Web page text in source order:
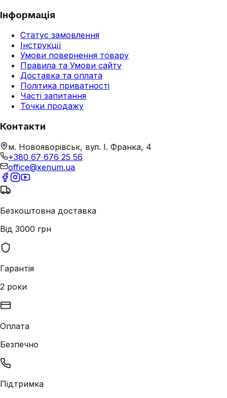
Інформація
Статус замовлення
Інструкції
Умови повернення товару
Правила та Умови сайту
Доставка та оплата
Політика приватності
Часті запитання
Точки продажу
Контакти
м. Новояворівськ, вул. І. Франка, 4
+380 67 676 25 56
office@xenum.ua
Безкоштовна доставка
Від 3000 грн
Гарантія
2 роки
Оплата
Безпечно
Підтримка